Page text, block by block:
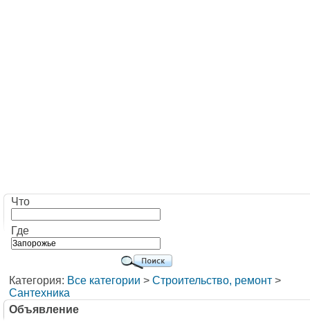
Что
Где
Категория: Все категории > Строительство, ремонт >
Сантехника
Объявление